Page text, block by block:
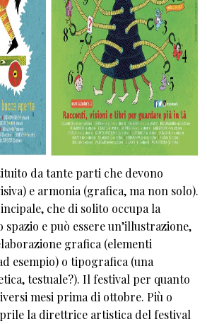
da tante parti che devono
e armonia (grafica, ma non solo).
che di solito occupa la
e può essere un’illustrazione,
grafica (elementi
esempio) o tipografica (una
testuale?). Il festival per quanto
mesi prima di ottobre. Più o
la direttrice artistica del festival